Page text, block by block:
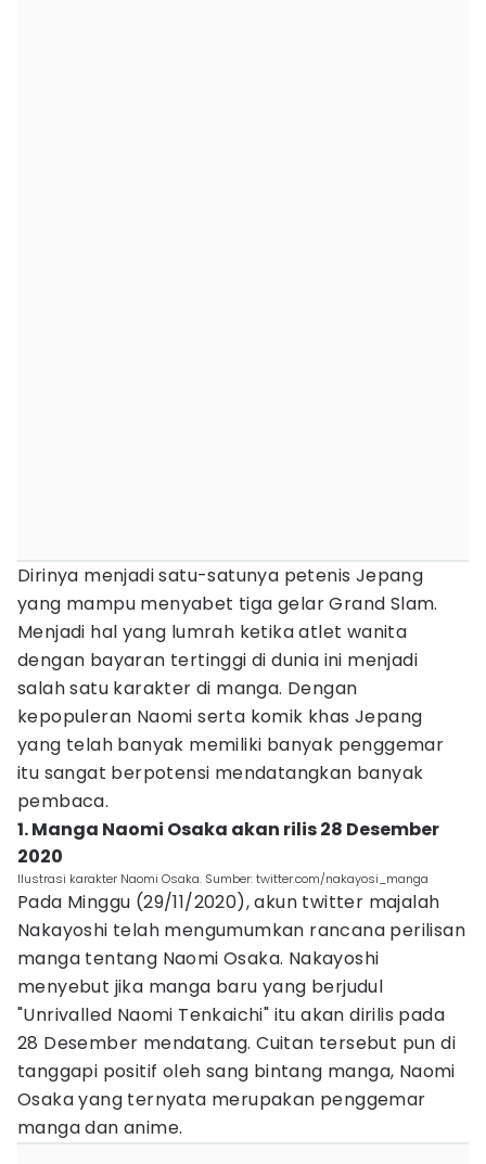
Dirinya menjadi satu-satunya petenis Jepang
yang mampu menyabet tiga gelar Grand Slam.
Menjadi hal yang lumrah ketika atlet wanita
dengan bayaran tertinggi di dunia ini menjadi
salah satu karakter di manga. Dengan
kepopuleran Naomi serta komik khas Jepang
yang telah banyak memiliki banyak penggemar
itu sangat berpotensi mendatangkan banyak
pembaca.
1. Manga Naomi Osaka akan rilis 28 Desember
2020
Ilustrasi karakter Naomi Osaka. Sumber: twitter.com/nakayosi_manga
Pada Minggu (29/11/2020), akun twitter majalah
Nakayoshi telah mengumumkan rancana perilisan
manga tentang Naomi Osaka. Nakayoshi
menyebut jika manga baru yang berjudul
"Unrivalled Naomi Tenkaichi" itu akan dirilis pada
28 Desember mendatang. Cuitan tersebut pun di
tanggapi positif oleh sang bintang manga, Naomi
Osaka yang ternyata merupakan penggemar
manga dan anime.